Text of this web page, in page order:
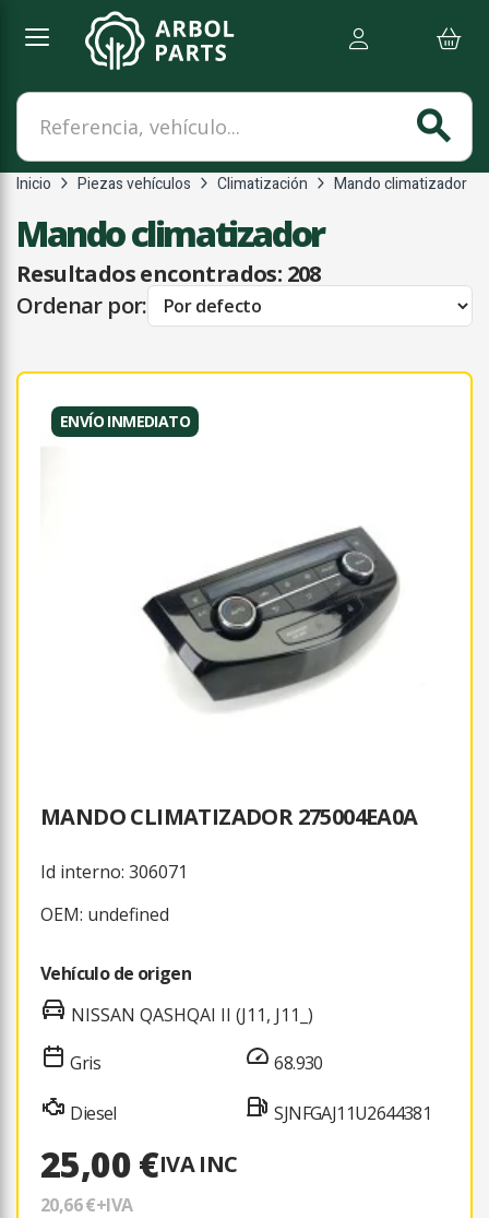
Referencia, vehículo...
search
Inicio Piezas vehículos Climatización Mando climatizador
Mando climatizador
Resultados encontrados: 208
Ordenar por:
ENVÍO INMEDIATO
MANDO CLIMATIZADOR 275004EA0A
Id interno: 306071
OEM: undefined
Vehículo de origen
NISSAN QASHQAI II (J11, J11_)
Gris
Diesel
68.930
SJNFGAJ11U2644381
25,00 €IVA INC
20,66 €+IVA